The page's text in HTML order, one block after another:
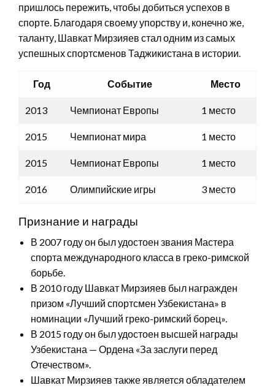
пришлось пережить, чтобы добиться успехов в
спорте. Благодаря своему упорству и, конечно же,
таланту, Шавкат Мирзияев стал одним из самых
успешных спортсменов Таджикистана в истории.
Год Событие Место
2013 Чемпионат Европы 1 место
2015 Чемпионат мира 1 место
2015 Чемпионат Европы 1 место
2016 Олимпийские игры 3 место
Признание и награды
В 2007 году он был удостоен звания Мастера
спорта международного класса в греко-римской
борьбе.
В 2010 году Шавкат Мирзияев был награжден
призом «Лучший спортсмен Узбекистана» в
номинации «Лучший греко-римский борец».
В 2015 году он был удостоен высшей награды
Узбекистана — Ордена «За заслуги перед
Отечеством».
Шавкат Мирзияев также является обладателем